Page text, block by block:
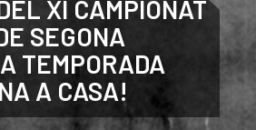
CATALÀ
XI CAMPIONAT
SEGONA
TEMPORADA
A CASA!